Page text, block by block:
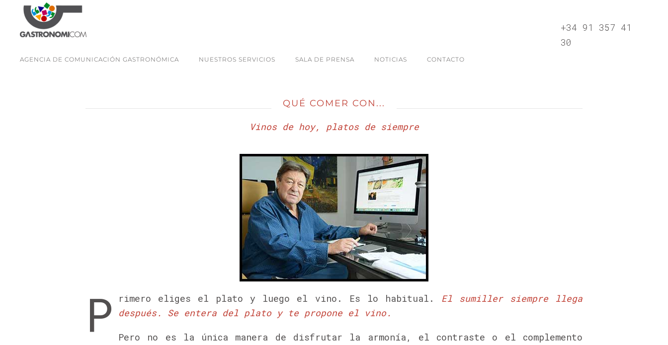
AGENCIA DE COMUNICACIÓN GASTRONÓMICA NUESTROS SERVICIOS SALA DE PRENSA NOTICIAS CONTACTO
+34 91 357 41
30
QUÉ COMER CON...
Vinos de hoy, platos de siempre
P rimero eliges el plato y luego el vino. Es lo habitual. El sumiller siempre llega
después. Se entera del plato y te propone el vino.
Pero no es la única manera de disfrutar la armonía, el contraste o el complemento